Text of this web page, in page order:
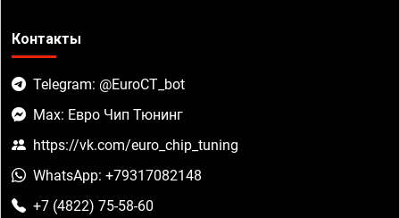
Контакты
Telegram: @EuroCT_bot
Max: Евро Чип Тюнинг
https://vk.com/euro_chip_tuning
WhatsApp: +79317082148
+7 (4822) 75-58-60